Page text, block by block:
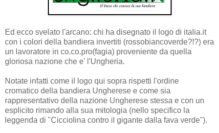
Ed ecco svelato l'arcano: chi ha disegnato il logo di italia.it
con i colori della bandiera invertiti (rossobiancoverde?!?) era
un lavoratore in co.co.pro(fagia) proveniente da quella
gloriosa nazione che e' l'Ungheria.
Notate infatti come il logo qui sopra rispetti l'ordine
cromatico della bandiera Ungherese e come sia
rappresentativo della nazione Ungherese stessa e con un
esplicito rimando alla sua mitologia (nello specifico la
leggenda di "Cicciolina contro il gigante dalla fava verde").